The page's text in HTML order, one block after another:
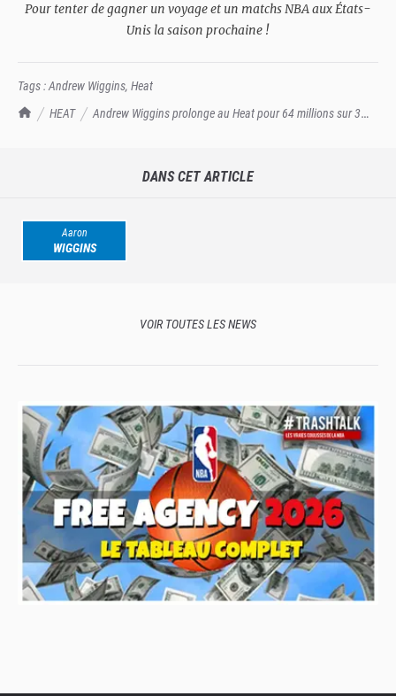
TrashTalk Actu NBA
HEAT
Andrew Wiggins prolonge au Heat pour 64 millions sur 3
Pour tenter de gagner un voyage et un matchs NBA aux États-
Unis la saison prochaine !
Tags :Andrew Wiggins, Heat
DANS CET ARTICLE
Aaron
WIGGINS
VOIR TOUTES LES NEWS